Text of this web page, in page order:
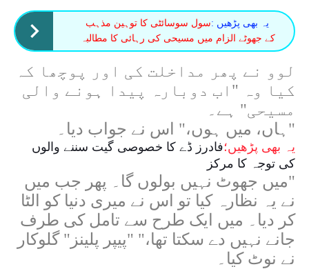
یہ بھی پڑھیں :سول سوسائٹی کا توہین مذہب
کے جھوٹے الزام میں مسیحی کی رہائی کا مطالبہ
لوو نے پھر مداخلت کی اور پوچھا کہ
کیا وہ "اب دوبارہ پیدا ہونے والی
مسیحی" ہے۔
"ہاں، میں ہوں،" اس نے جواب دیا۔
یہ بھی پڑھیں؛فادرز ڈے کا خصوصی گیت سننے والوں
کی توجہ کا مرکز
"میں جھوٹ نہیں بولوں گا۔ پھر جب میں
نے یہ نظارہ کیا تو اس نے میری دنیا کو الٹا
کر دیا۔ میں ایک طرح سے تامل کی طرف
جانے نہیں دے سکتا تھا،" "پیپر پلینز" گلوکار
نے نوٹ کیا۔